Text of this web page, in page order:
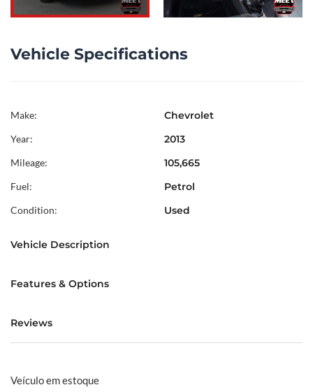
Vehicle Specifications
Make: Chevrolet
Year: 2013
Mileage: 105,665
Fuel: Petrol
Condition: Used
Vehicle Description
Features & Options
Reviews
Veículo em estoque